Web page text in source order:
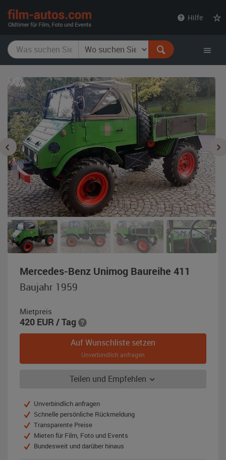
Hilfe
Mercedes-Benz Unimog Baureihe 411
Baujahr 1959
Mietpreis
420 EUR / Tag
Auf Wunschliste setzen
Unverbindlich anfragen
Teilen und Empfehlen
Unverbindlich anfragen
Schnelle persönliche Rückmeldung
Transparente Preise
Mieten für Film, Foto und Events
Bundesweit und darüber hinaus